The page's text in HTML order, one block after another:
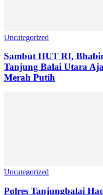
Uncategorized
Sambut HUT RI,
Tanjung Balai Utara
Merah Putih
Uncategorized
Polres Tanjungbalai